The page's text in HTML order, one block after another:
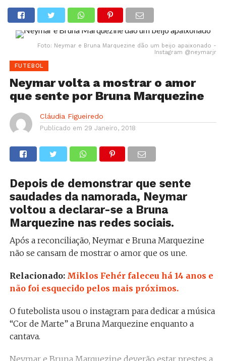
Foto: Neymar e Bruna Marquezine dão um beijo apaixonado -
Instagram @neymarjr
FUTEBOL
Neymar volta a mostrar o amor
que sente por Bruna Marquezine
Cláudia Figueiredo
Publicado em 29 Janeiro, 2018
Depois de demonstrar que sente
saudades da namorada, Neymar
voltou a declarar-se a Bruna
Marquezine nas redes sociais.
Após a reconciliação, Neymar e Bruna Marquezine
não se cansam de mostrar o amor que os une.
Relacionado: Miklos Fehér faleceu há 14 anos e
não foi esquecido pelos mais próximos.
O futebolista usou o instagram para dedicar a música
“Cor de Marte” a Bruna Marquezine enquanto a
cantava.
Neymar e Bruna Marquezine deverão estar prestes a